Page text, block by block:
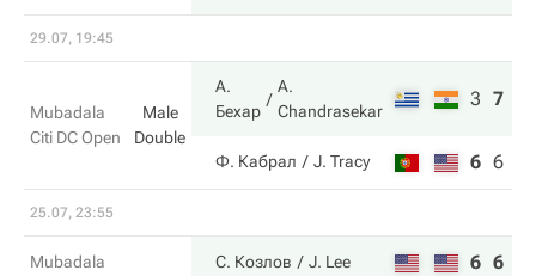
29.07, 19:45
Mubadala
Citi DC Open
Male
Double
А.
Бехар
A.
Chandrasekar
3 7
Ф. Кабрал J. Tracy 6 6
25.07, 23:55
Mubadala
С. Козлов J. Lee 6 6